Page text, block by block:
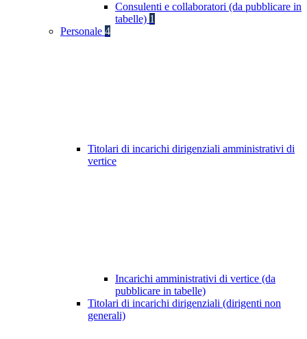
Consulenti e collaboratori (da pubblicare in
tabelle) 1
Personale 4
Titolari di incarichi dirigenziali amministrativi di
vertice
Incarichi amministrativi di vertice (da
pubblicare in tabelle)
Titolari di incarichi dirigenziali (dirigenti non
generali)